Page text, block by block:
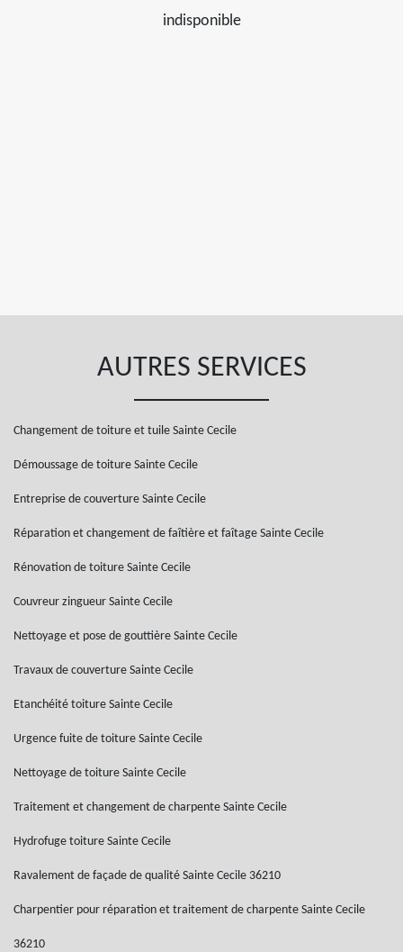
indisponible
AUTRES SERVICES
Changement de toiture et tuile Sainte Cecile
Démoussage de toiture Sainte Cecile
Entreprise de couverture Sainte Cecile
Réparation et changement de faîtière et faîtage Sainte Cecile
Rénovation de toiture Sainte Cecile
Couvreur zingueur Sainte Cecile
Nettoyage et pose de gouttière Sainte Cecile
Travaux de couverture Sainte Cecile
Etanchéité toiture Sainte Cecile
Urgence fuite de toiture Sainte Cecile
Nettoyage de toiture Sainte Cecile
Traitement et changement de charpente Sainte Cecile
Hydrofuge toiture Sainte Cecile
Ravalement de façade de qualité Sainte Cecile 36210
Charpentier pour réparation et traitement de charpente Sainte Cecile
36210